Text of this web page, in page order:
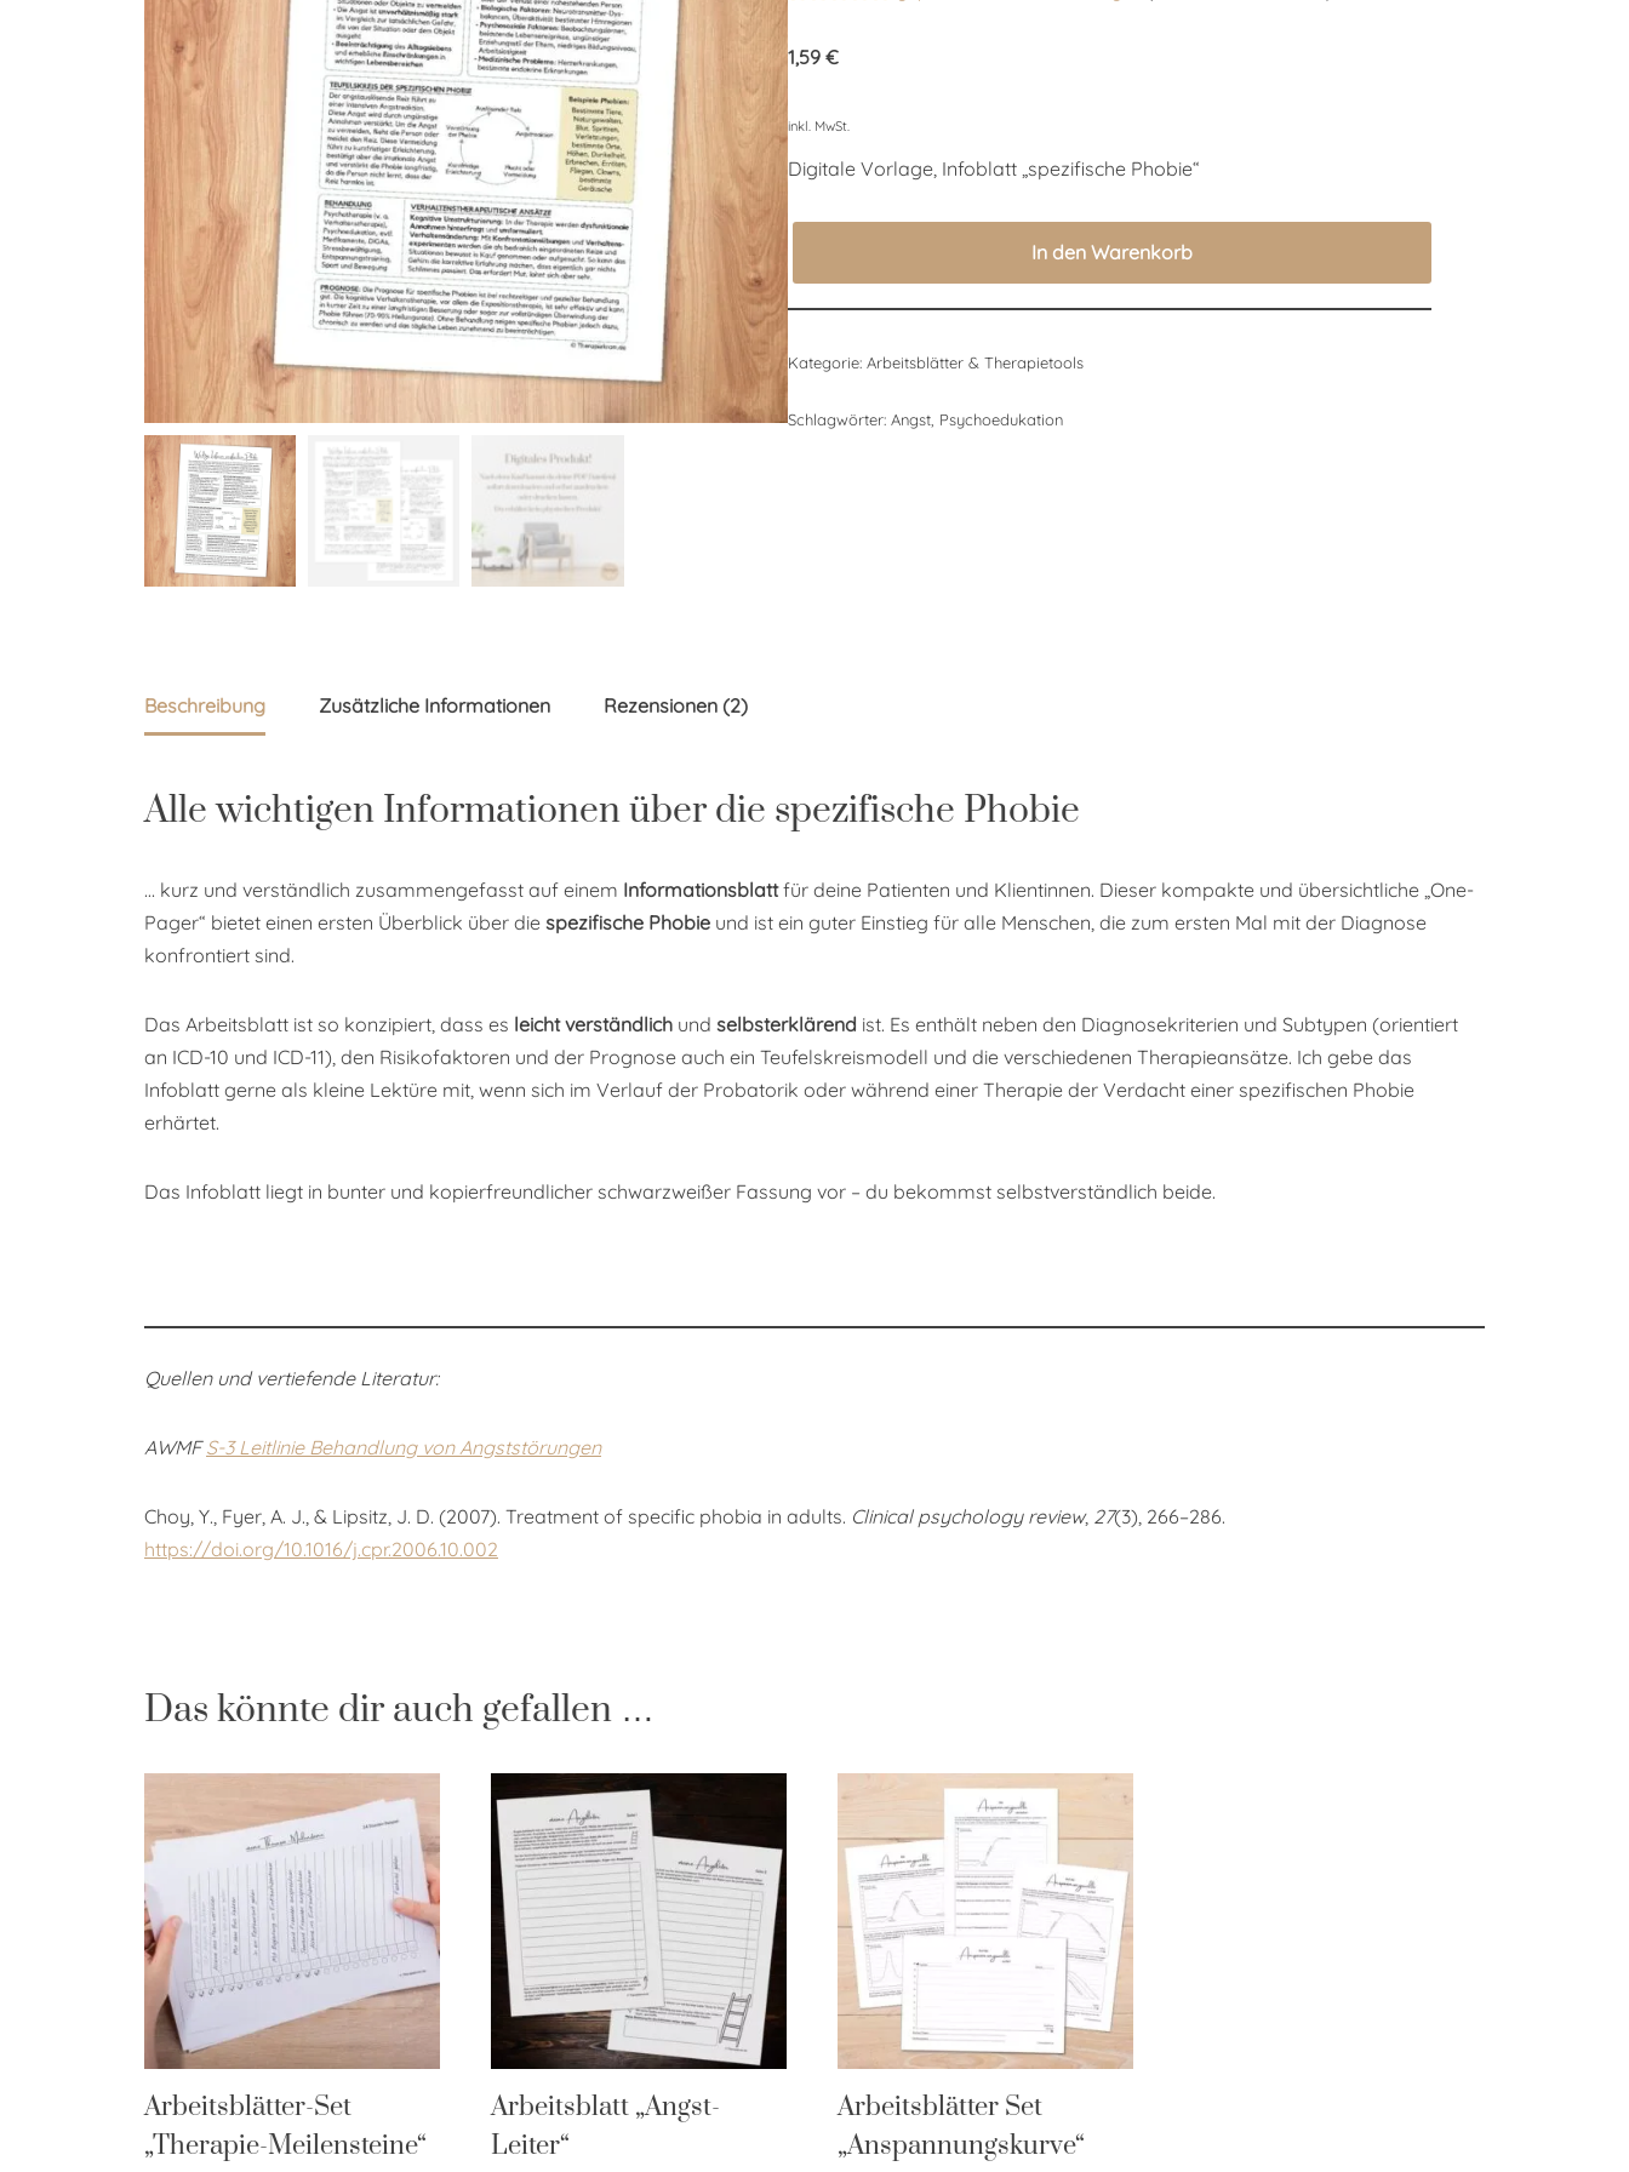
basierend
1,59 €
inkl. MwSt.
Digitale Vorlage, Infoblatt „spezifische Phobie“
In den Warenkorb
Kategorie: Arbeitsblätter & Therapietools
Schlagwörter: Angst, Psychoedukation
Beschreibung Zusätzliche Informationen Rezensionen (2)
Alle wichtigen Informationen über die spezifische Phobie
… kurz und verständlich zusammengefasst auf einem Informationsblattfür deine Patienten und Klientinnen. Dieser kompakte und übersichtliche „One-
Pager“ bietet einen ersten Überblick über die spezifische Phobie und ist ein guter Einstieg für alle Menschen, die zum ersten Mal mit der Diagnose
konfrontiert sind.
Das Arbeitsblatt ist so konzipiert, dass es leicht verständlich und selbsterklärend ist. Es enthält neben den Diagnosekriterien und Subtypen (orientiert
an ICD-10 und ICD-11), den Risikofaktoren und der Prognose auch ein Teufelskreismodell und die verschiedenen Therapieansätze. Ich gebe das
Infoblatt gerne als kleine Lektüre mit, wenn sich im Verlauf der Probatorik oder während einer Therapie der Verdacht einer spezifischen Phobie
erhärtet.
Das Infoblatt liegt in bunter und kopierfreundlicher schwarzweißer Fassung vor – du bekommst selbstverständlich beide.
Quellen und vertiefende Literatur:
AWMFS-3 Leitlinie Behandlung von Angststörungen
Choy, Y., Fyer, A. J., & Lipsitz, J. D. (2007). Treatment of specific phobia in adults. Clinical psychology review, 27(3), 266–286.
https://doi.org/10.1016/j.cpr.2006.10.002
Das könnte dir auch gefallen …
Arbeitsblätter-Set
„Therapie-Meilensteine“
Arbeitsblatt „Angst-
Leiter“
Arbeitsblätter Set
„Anspannungskurve“